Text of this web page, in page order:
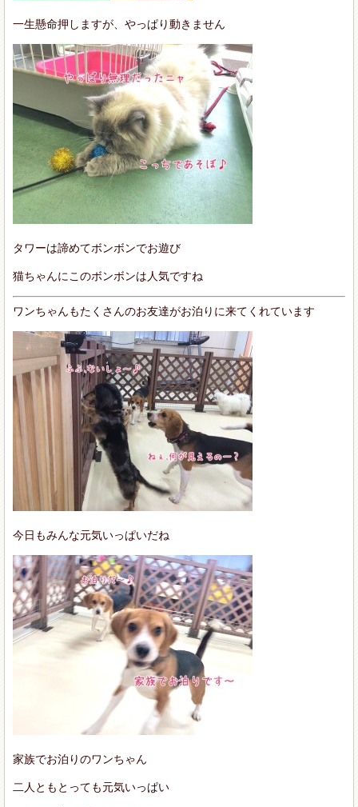
一生懸命押しますが、やっぱり動きません
タワーは諦めてボンボンでお遊び
猫ちゃんにこのボンボンは人気ですね
ワンちゃんもたくさんのお友達がお泊りに来てくれています
今日もみんな元気いっぱいだね
家族でお泊りのワンちゃん
二人ともとっても元気いっぱい